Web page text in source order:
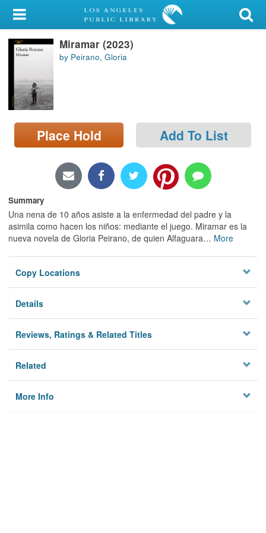
My Account
Library Card
Search
Locations/Hours (external
page)
Miramar (2023)
by Peirano, Gloria
Place Hold Add To List
Summary
Una nena de 10 años asiste a la enfermedad del padre y la
asimila como hacen los niños: mediante el juego. Miramar es la
nueva novela de Gloria Peirano, de quien Alfaguara… More
Copy Locations
Details
Reviews, Ratings & Related Titles
Related
More Info